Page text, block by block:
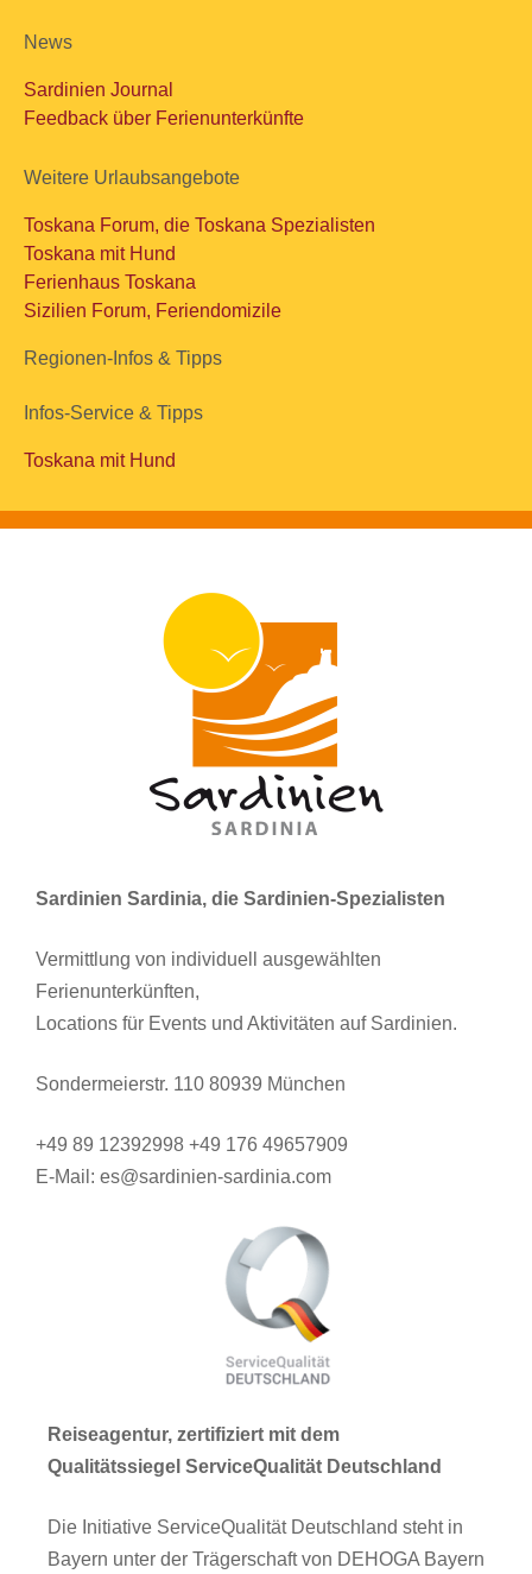
News
Sardinien Journal
Feedback über Ferienunterkünfte
Weitere Urlaubsangebote
Toskana Forum, die Toskana Spezialisten
Toskana mit Hund
Ferienhaus Toskana
Sizilien Forum, Feriendomizile
Regionen-Infos & Tipps
Infos-Service & Tipps
Toskana mit Hund
Sardinien Sardinia, die Sardinien-Spezialisten
Vermittlung von individuell ausgewählten
Ferienunterkünften,
Locations für Events und Aktivitäten auf Sardinien.
Sondermeierstr. 110 80939 München
+49 89 12392998 +49 176 49657909
E-Mail: es@sardinien-sardinia.com
Reiseagentur, zertifiziert mit dem
Qualitätssiegel ServiceQualität Deutschland
Die Initiative ServiceQualität Deutschland steht in
Bayern unter der Trägerschaft von DEHOGA Bayern